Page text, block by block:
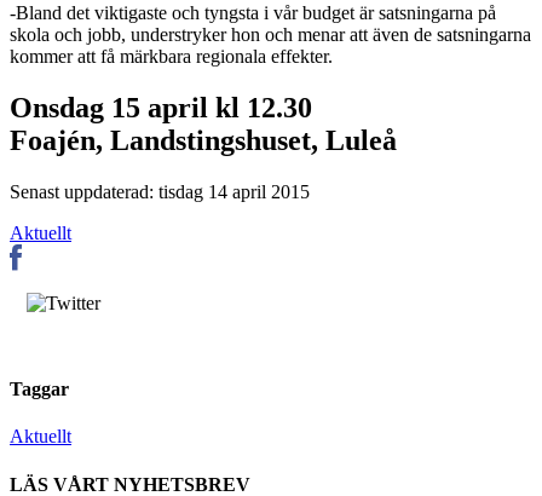
-Bland det viktigaste och tyngsta i vår budget är satsningarna på
skola och jobb, understryker hon och menar att även de satsningarna
kommer att få märkbara regionala effekter.
Onsdag 15 april kl 12.30
Foajén, Landstingshuset, Luleå
Senast uppdaterad: tisdag 14 april 2015
Aktuellt
Taggar
Aktuellt
LÄS VÅRT NYHETSBREV